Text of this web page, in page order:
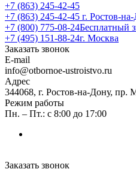
+7 (863) 245-42-45
+7 (863) 245-42-45 г. Ростов-
+7 (800) 775-08-24Бесплатный
+7 (495) 151-88-24г. Москва
Заказать звонок
E-mail
info@otbornoe-ustroistvo.ru
Адрес
344068, г. Ростов-на-Дону,
Режим работы
Пн. – Пт.: с 8:00 до 17:00
Заказать звонок